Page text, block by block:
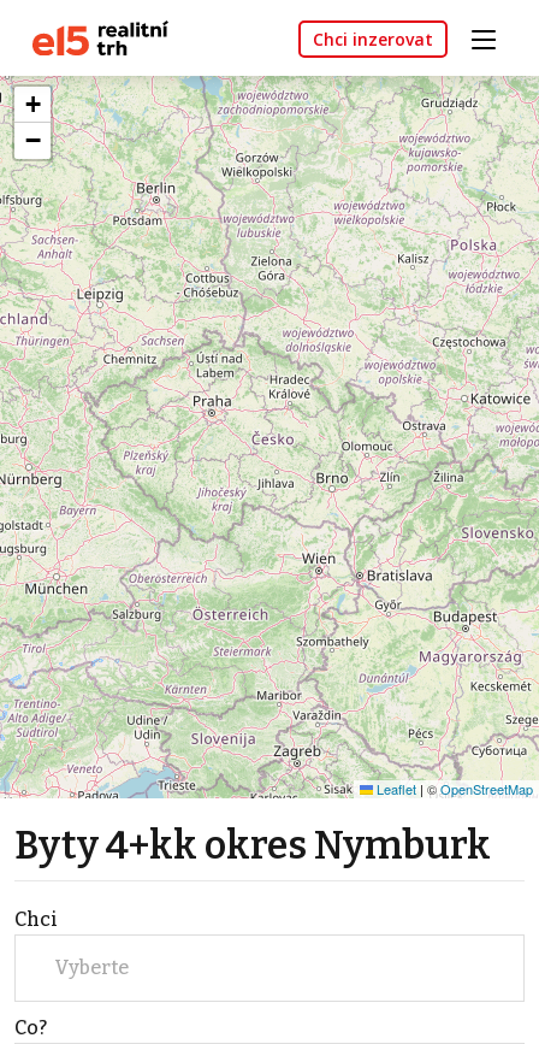
Chci inzerovat
+
−
Leaflet | ©OpenStreetMap
Byty 4+kk okres Nymburk
Chci
Vyberte
Co?